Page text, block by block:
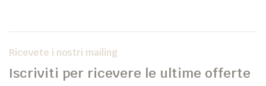
Ricevete i nostri mailing
Iscriviti per ricevere le ultime offerte